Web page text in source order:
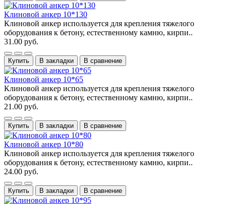
Клиновой анкер 10*130
Клиновой анкер используется для крепления тяжелого
оборудования к бетону, естественному камню, кирпи..
31.00 руб.
Купить В закладки В сравнение
Клиновой анкер 10*65
Клиновой анкер используется для крепления тяжелого
оборудования к бетону, естественному камню, кирпи..
21.00 руб.
Купить В закладки В сравнение
Клиновой анкер 10*80
Клиновой анкер используется для крепления тяжелого
оборудования к бетону, естественному камню, кирпи..
24.00 руб.
Купить В закладки В сравнение